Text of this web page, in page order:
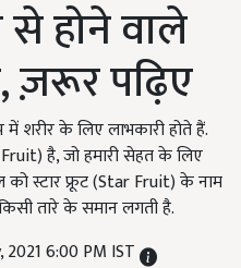
होने वाले
पढ़िए
के लिए लाभकारी होते हैं.
है, जो हमारी सेहत के लिए
को स्टार फ्रूट (Star Fruit) के नाम
तारे के समान लगती है.
6:00 PM IST